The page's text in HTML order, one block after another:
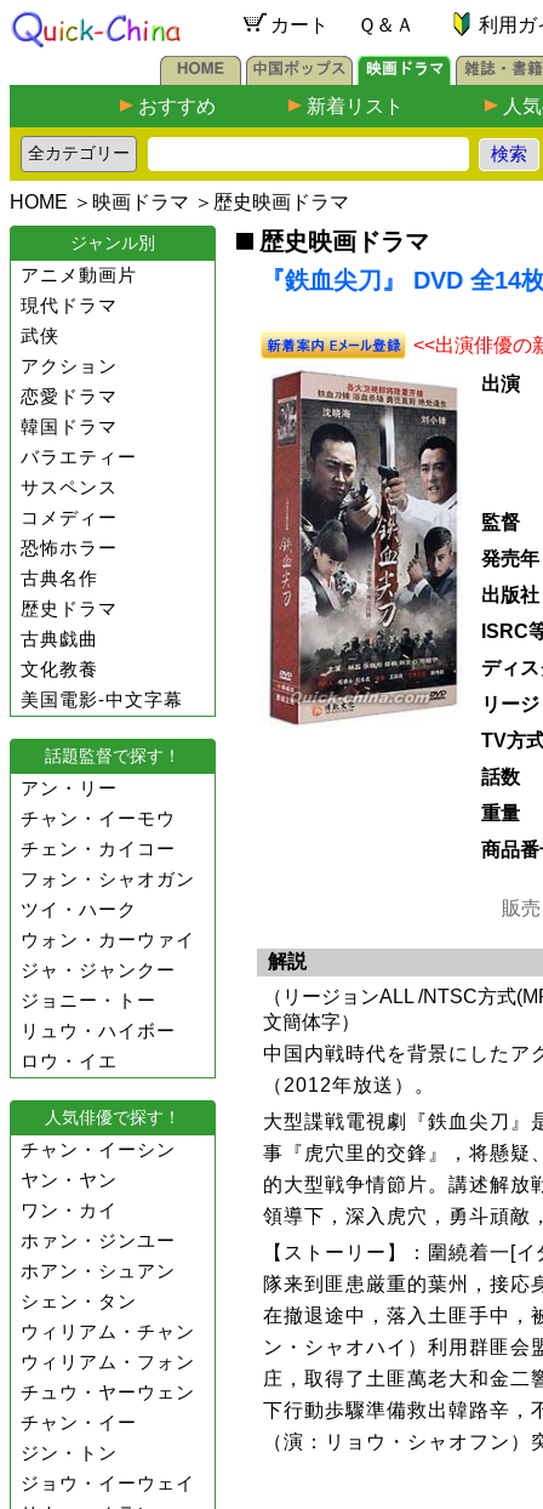
カート Ｑ＆Ａ 利用ガ
おすすめ 新着リスト 人
HOME ＞ 映画ドラマ ＞ 歴史映画ドラマ
ジャンル別
アニメ動画片
現代ドラマ
武侠
アクション
恋愛ドラマ
韓国ドラマ
バラエティー
サスペンス
コメディー
恐怖ホラー
古典名作
歴史ドラマ
古典戯曲
文化教養
美国電影-中文字幕
話題監督で探す！
アン・リー
チャン・イーモウ
チェン・カイコー
フォン・シャオガン
ツイ・ハーク
ウォン・カーウァイ
ジャ・ジャンクー
ジョニー・トー
リュウ・ハイボー
ロウ・イエ
人気俳優で探す！
チャン・イーシン
ヤン・ヤン
ワン・カイ
ホァン・ジンユー
ホアン・シュアン
シェン・タン
ウィリアム・チャン
ウィリアム・フォン
チュウ・ヤーウェン
チャン・イー
ジン・トン
ジョウ・イーウェイ
歴史映画ドラマ
『鉄血尖刀』 DVD 全14
<<出演俳優の
出演
監督
発売年
出版社
ISRC
ディス
リー
TV方
話数
重量
商品番
販
解説
（リージョンALL /NTSC方式
文簡体字）
中国内戦時代を背景にしたア
（2012年放送）。
大型諜戦電視劇『鉄血尖刀』
事『虎穴里的交鋒』，将懸疑
的大型戦争情節片。講述解放
領導下，深入虎穴，勇斗頑敵
【ストーリー】：圍繞着一[
隊来到匪患厳重的葉州，接応
在撤退途中，落入土匪手中，
ン・シャオハイ）利用群匪会
庄，取得了土匪萬老大和金二
下行動歩驟準備救出韓路辛，
（演：リョウ・シャオフン